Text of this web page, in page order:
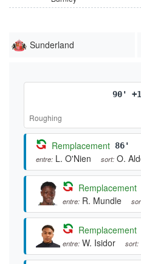
Sunderland
90'
Roughing
Remplacement 86'
entre: L. O'Nien sort: O.
Remplacement
entre: R. Mundle
Remplacement
entre: W. Isidor sort: